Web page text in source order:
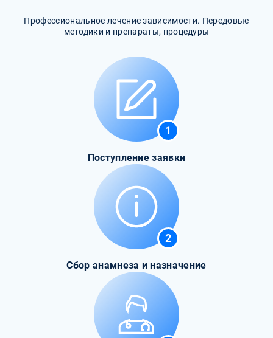
Профессиональное лечение зависимости. Передовые
методики и препараты, процедуры
1
Поступление заявки
2
Сбор анамнеза и назначение